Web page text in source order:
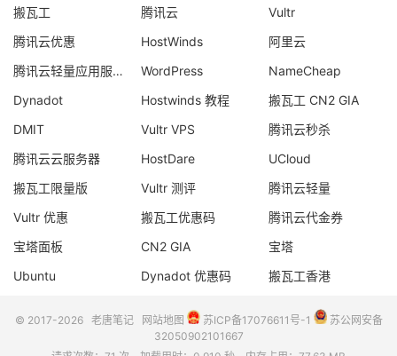
搬瓦工 腾讯云
Vultr
腾讯云优惠
HostWinds
阿里云
腾讯云轻量应用服务器
WordPress
NameCheap
Dynadot
Hostwinds 教程
搬瓦工 CN2 GIA
DMIT
Vultr VPS
腾讯云秒杀
腾讯云云服务器
HostDare
UCloud
搬瓦工限量版
Vultr 测评
腾讯云轻量
Vultr 优惠
搬瓦工优惠码
腾讯云代金券
宝塔面板
CN2 GIA
宝塔
Ubuntu
Dynadot 优惠码 搬瓦工香港
© 2017-2026 老唐笔记 网站地图 苏ICP备17076611号-1
苏公网安备
32050902101667